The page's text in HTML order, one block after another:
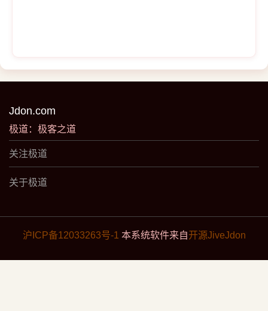
Jdon.com
极道：极客之道
关注极道
关于极道
沪ICP备12033263号-1 本系统软件来自开源JiveJdon